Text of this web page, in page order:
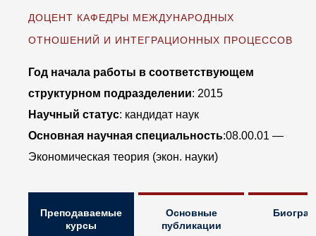
ДОЦЕНТ КАФЕДРЫ МЕЖДУНАРОДНЫХ
ОТНОШЕНИЙ И ИНТЕГРАЦИОННЫХ ПРОЦЕССОВ
Год начала работы в соответствующем
структурном подразделении: 2015
Научный статус: кандидат наук
Основная научная специальность:08.00.01 —
Экономическая теория (экон. науки)
Преподаваемые
курсы
Основные
публикации